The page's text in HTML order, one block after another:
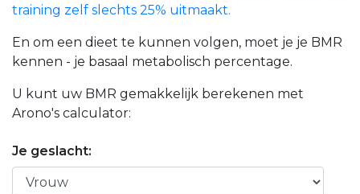
training zelf slechts 25% uitmaakt.
En om een dieet te kunnen volgen, moet je je BMR
kennen - je basaal metabolisch percentage.
U kunt uw BMR gemakkelijk berekenen met
Arono's calculator:
Je geslacht: